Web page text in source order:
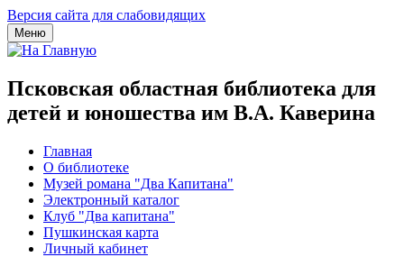
Версия сайта для слабовидящих
Меню
Псковская областная библиотека для
детей и юношества им В.А. Каверина
Главная
О библиотеке
Музей романа "Два Капитана"
Электронный каталог
Клуб "Два капитана"
Пушкинская карта
Личный кабинет